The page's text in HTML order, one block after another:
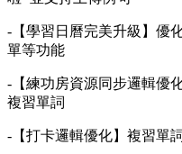
-【學習日曆完美升級】優
單等功能
-【練功房資源同步邏輯優
複習單詞
-【打卡邏輯優化】複習單